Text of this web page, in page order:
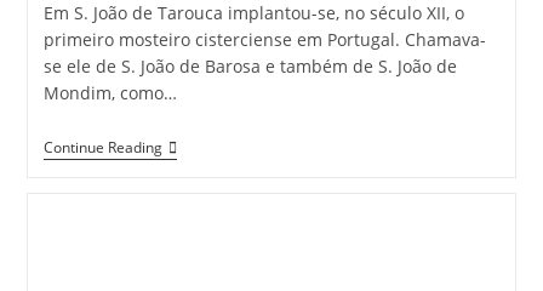
Em S. João de Tarouca implantou-se, no século XII, o
primeiro mosteiro cisterciense em Portugal. Chamava-
se ele de S. João de Barosa e também de S. João de
Mondim, como…
Continue ReadingMosteiro
De